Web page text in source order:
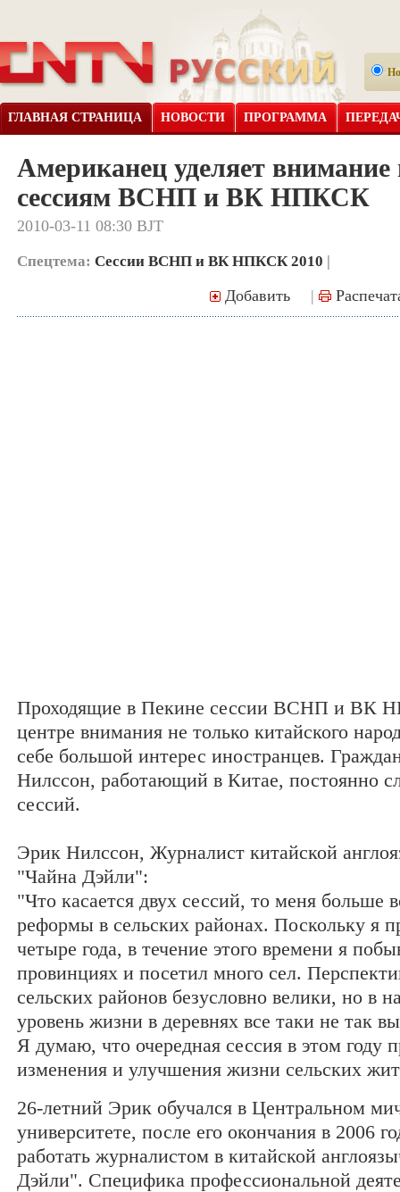
ГЛАВНАЯ СТРАНИЦА НОВОСТИ ПРОГРАММА
Американец уделяет
сессиям ВСНП и ВК НПКСК
2010-03-11 08:30 BJT
Спецтема: Сессии ВСНП и ВК НПКСК 2010 |
Добавить |
Проходящие в Пекине сессии ВСНП и ВК
центре внимания не только китайского
себе большой интерес иностранцев.
Нилссон, работающий в Китае, постоянно
сессий.
Эрик Нилссон, Журналист китайской
"Чайна Дэйли":
"Что касается двух сессий, то меня больше
реформы в сельских районах. Поскольку я
четыре года, в течение этого времени я
провинциях и посетил много сел.
сельских районов безусловно велики, но в
уровень жизни в деревнях все таки не так
Я думаю, что очередная сессия в этом году
изменения и улучшения жизни сельских
26-летний Эрик обучался в Центральном
университете, после его окончания в 2006
работать журналистом в китайской
Дэйли". Специфика профессиональной